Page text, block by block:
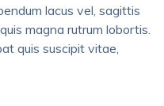
lacus vel, sagittis
magna rutrum lobortis.
quis suscipit vitae,